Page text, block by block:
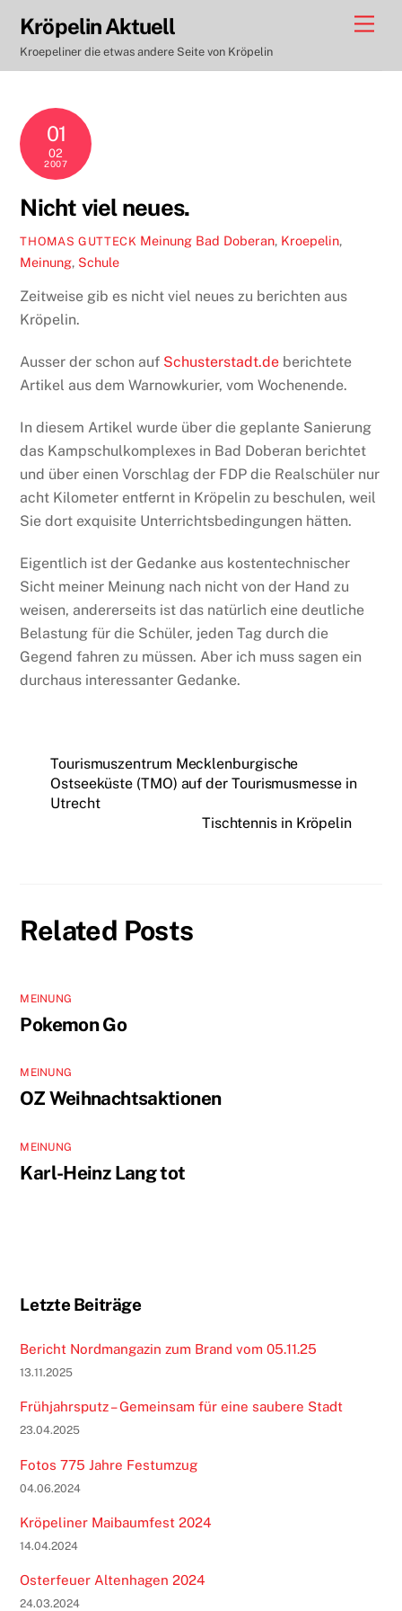
content
Kröpelin Aktuell
Kroepeliner die etwas andere Seite von Kröpelin
01
02
2007
Nicht viel neues.
THOMAS GUTTECK Meinung Bad Doberan, Kroepelin,
Meinung, Schule
Zeitweise gib es nicht viel neues zu berichten aus
Kröpelin.
Ausser der schon auf Schusterstadt.de berichtete
Artikel aus dem Warnowkurier, vom Wochenende.
In diesem Artikel wurde über die geplante Sanierung
das Kampschulkomplexes in Bad Doberan berichtet
und über einen Vorschlag der FDP die Realschüler nur
acht Kilometer entfernt in Kröpelin zu beschulen, weil
Sie dort exquisite Unterrichtsbedingungen hätten.
Eigentlich ist der Gedanke aus kostentechnischer
Sicht meiner Meinung nach nicht von der Hand zu
weisen, andererseits ist das natürlich eine deutliche
Belastung für die Schüler, jeden Tag durch die
Gegend fahren zu müssen. Aber ich muss sagen ein
durchaus interessanter Gedanke.
Tourismuszentrum Mecklenburgische
Ostseeküste (TMO) auf der Tourismusmesse in
Utrecht
Tischtennis in Kröpelin
Related Posts
MEINUNG
Pokemon Go
MEINUNG
OZ Weihnachtsaktionen
MEINUNG
Karl-Heinz Lang tot
Letzte Beiträge
Bericht Nordmangazin zum Brand vom 05.11.25
13.11.2025
Frühjahrsputz – Gemeinsam für eine saubere Stadt
23.04.2025
Fotos 775 Jahre Festumzug
04.06.2024
Kröpeliner Maibaumfest 2024
14.04.2024
Osterfeuer Altenhagen 2024
24.03.2024